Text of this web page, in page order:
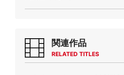
関連作品
RELATED TITLES